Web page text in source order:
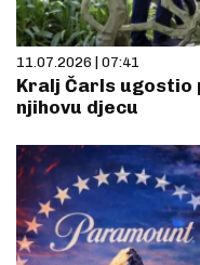
11.07.2026 | 07:41
Kralj Čarls ugostio
njihovu djecu